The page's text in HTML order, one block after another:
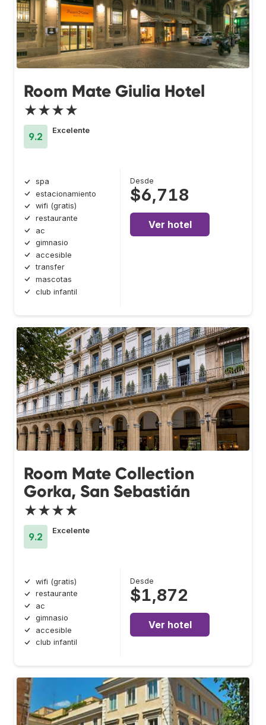
Room Mate Giulia Hotel
★★★★
9.2
Excelente
spa
estacionamiento
wifi (gratis)
restaurante
ac
gimnasio
accesible
transfer
mascotas
club infantil
Desde
$6,718
Ver hotel
Room Mate Collection
Gorka, San Sebastián
★★★★
9.2
Excelente
wifi (gratis)
restaurante
ac
gimnasio
accesible
club infantil
Desde
$1,872
Ver hotel